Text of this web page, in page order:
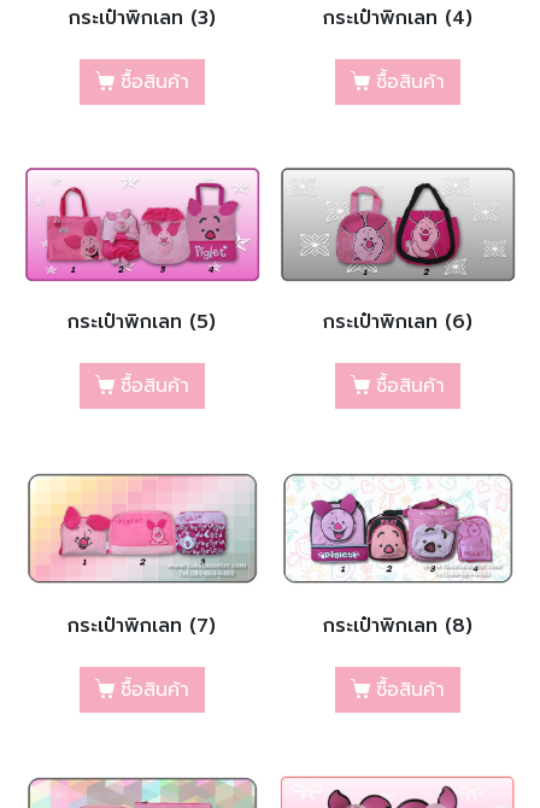
กระเป๋าพิกเลท (3)
ซื้อสินค้า
กระเป๋าพิกเลท (4)
ซื้อสินค้า
กระเป๋าพิกเลท (5)
ซื้อสินค้า
กระเป๋าพิกเลท (6)
ซื้อสินค้า
กระเป๋าพิกเลท (7)
ซื้อสินค้า
กระเป๋าพิกเลท (8)
ซื้อสินค้า